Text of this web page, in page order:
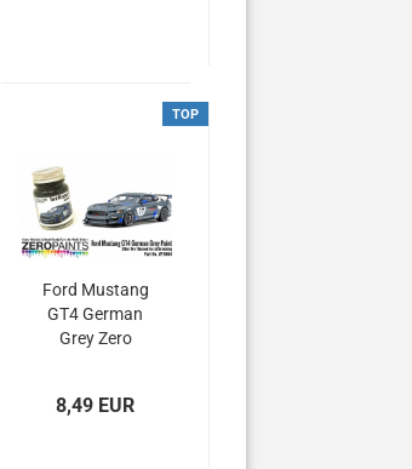
TOP
Ford Mustang
GT4 German
Grey Zero
8,49 EUR